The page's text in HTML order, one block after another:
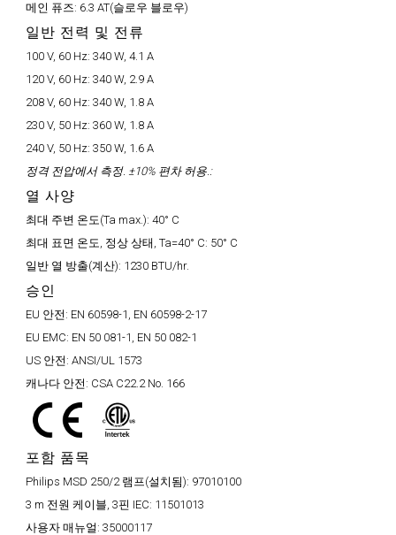
메인 퓨즈: 6.3 AT(슬로우 블로우)
일반 전력 및 전류
100 V, 60 Hz: 340 W, 4.1 A
120 V, 60 Hz: 340 W, 2.9 A
208 V, 60 Hz: 340 W, 1.8 A
230 V, 50 Hz: 360 W, 1.8 A
240 V, 50 Hz: 350 W, 1.6 A
정격 전압에서 측정. ±10% 편차 허용.:
열 사양
최대 주변 온도(Ta max.): 40° C
최대 표면 온도, 정상 상태, Ta=40° C: 50° C
일반 열 방출(계산): 1230 BTU/hr.
승인
EU 안전: EN 60598-1, EN 60598-2-17
EU EMC: EN 50 081-1, EN 50 082-1
US 안전: ANSI/UL 1573
캐나다 안전: CSA C22.2 No. 166
포함 품목
Philips MSD 250/2 램프(설치됨): 97010100
3 m 전원 케이블, 3핀 IEC: 11501013
사용자 매뉴얼: 35000117